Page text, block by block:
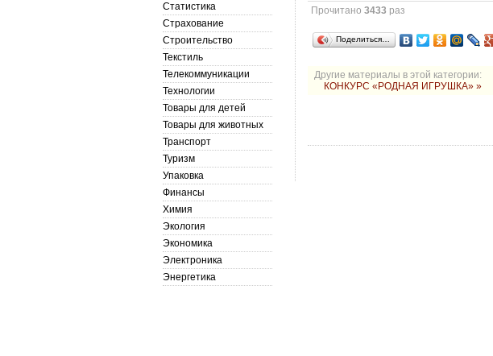
Прочитано3433 раз
Поделиться…
Другие материалы в этой категории:
КОНКУРС «РОДНАЯ ИГРУШКА» »
Статистика
Страхование
Строительство
Текстиль
Телекоммуникации
Технологии
Товары для детей
Товары для животных
Транспорт
Туризм
Упаковка
Финансы
Химия
Экология
Экономика
Электроника
Энергетика